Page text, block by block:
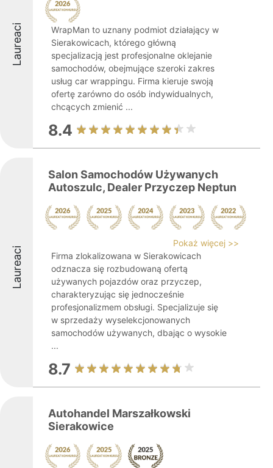
Laureaci
WrapMan to uznany podmiot działający w
Sierakowicach, którego główną
specjalizacją jest profesjonalne oklejanie
samochodów, obejmujące szeroki zakres
usług car wrappingu. Firma kieruje swoją
ofertę zarówno do osób indywidualnych,
chcących zmienić ...
8.4
Laureaci
Salon Samochodów Używanych
Autoszulc, Dealer Przyczep Neptun
Pokaż więcej >>
Firma zlokalizowana w Sierakowicach
odznacza się rozbudowaną ofertą
używanych pojazdów oraz przyczep,
charakteryzując się jednocześnie
profesjonalizmem obsługi. Specjalizuje się
w sprzedaży wyselekcjonowanych
samochodów używanych, dbając o wysokie
...
8.7
Autohandel Marszałkowski
Sierakowice